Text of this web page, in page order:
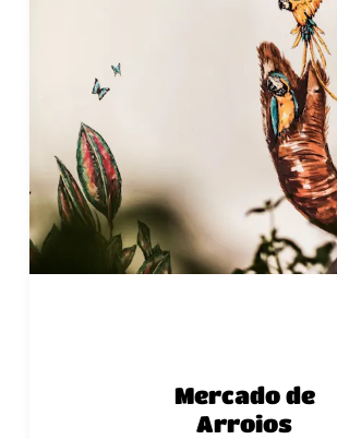
Mercado de
Arroios